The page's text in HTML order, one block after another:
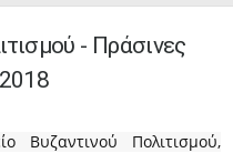
- Πράσινες
Βυζαντινού Πολιτισμού,